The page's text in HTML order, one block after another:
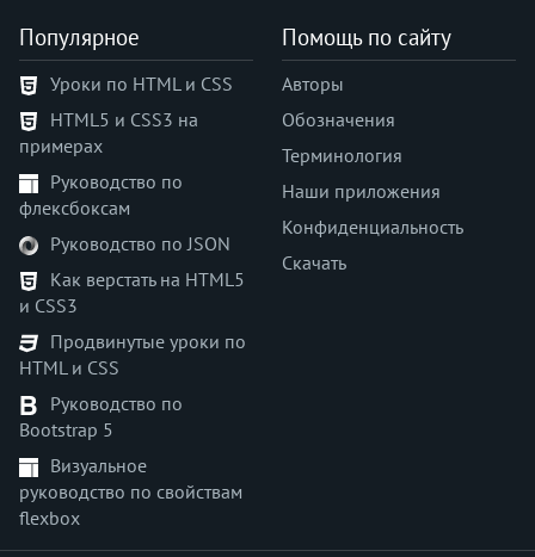
Популярное
Уроки по HTML и CSS
HTML5 и CSS3 на
примерах
Руководство по
флексбоксам
Руководство по JSON
Как верстать на HTML5
и CSS3
Продвинутые уроки по
HTML и CSS
Руководство по
Bootstrap 5
Визуальное
руководство по свойствам
flexbox
Помощь по сайту
Авторы
Обозначения
Терминология
Наши приложения
Конфиденциальность
Скачать